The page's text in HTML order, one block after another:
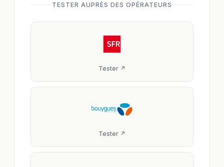
TESTER AUPRÈS DES OPÉRATEURS
Tester ↗
Tester ↗